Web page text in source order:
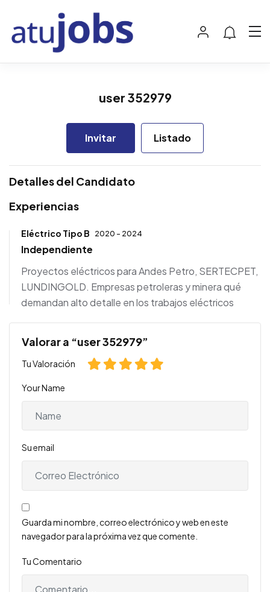
user 352979
Invitar Listado
Detalles del Candidato
Experiencias
Eléctrico Tipo B 2020 - 2024
Independiente
Proyectos eléctricos para Andes Petro, SERTECPET,
LUNDINGOLD. Empresas petroleras y minera qué
demandan alto detalle en los trabajos eléctricos
Valorar a “user 352979”
Tu Valoración
Your Name
Su email
Guarda mi nombre, correo electrónico y web en este
navegador para la próxima vez que comente.
Tu Comentario